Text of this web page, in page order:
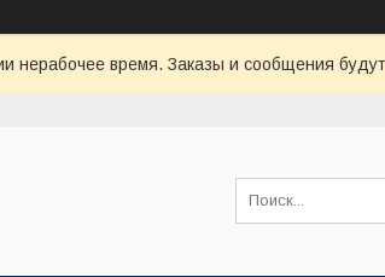
нерабочее время. Заказы и сообщения